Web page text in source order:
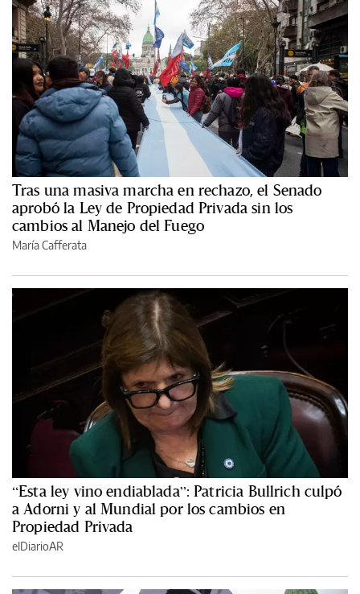
Tras una masiva marcha en rechazo, el Senado
aprobó la Ley de Propiedad Privada sin los
cambios al Manejo del Fuego
María Cafferata
“Esta ley vino endiablada”: Patricia Bullrich culpó
a Adorni y al Mundial por los cambios en
Propiedad Privada
elDiarioAR